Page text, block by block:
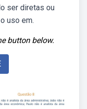
ser diretas ou
uso em.
button below.